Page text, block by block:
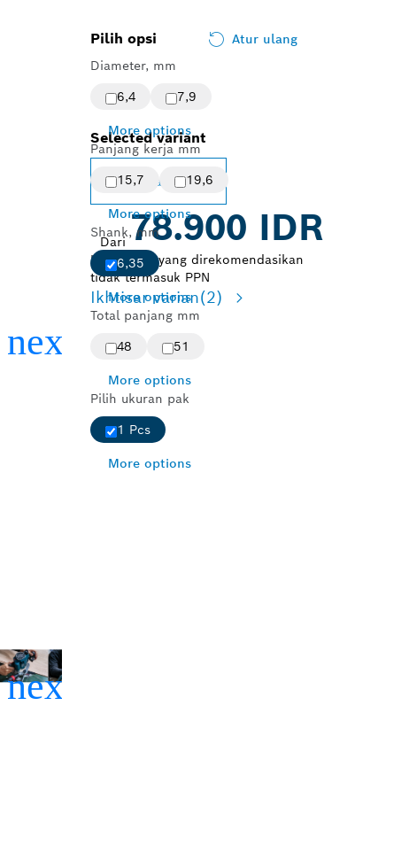
Pilih opsi
Atur ulang
Diameter, mm
6,4
7,9
More options
Panjang kerja mm
15,7
19,6
More options
Shank, mm
6,35
More options
Total panjang mm
48
51
More options
Pilih ukuran pak
1 Pcs
More options
Selected variant
Ubah varian
Dari78.900 IDR
Harga ritel yang direkomendasikan
tidak termasuk PPN
Ikhtisar varian(2)